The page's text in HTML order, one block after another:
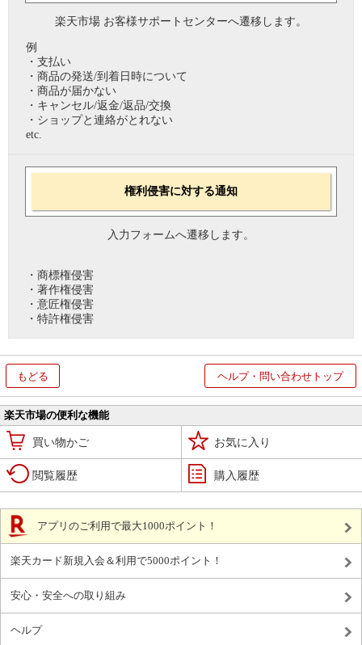
楽天市場 お客様サポートセンターへ遷移します。
例
・支払い
・商品の発送/到着日時について
・商品が届かない
・キャンセル/返金/返品/交換
・ショップと連絡がとれない
etc.
権利侵害に対する通知
入力フォームへ遷移します。
・商標権侵害
・著作権侵害
・意匠権侵害
・特許権侵害
もどる ヘルプ・問い合わせトップ
楽天市場の便利な機能
買い物かご お気に入り
閲覧履歴 購入履歴
アプリのご利用で最大1000ポイント！
楽天カード新規入会＆利用で5000ポイント！
安心・安全への取り組み
ヘルプ